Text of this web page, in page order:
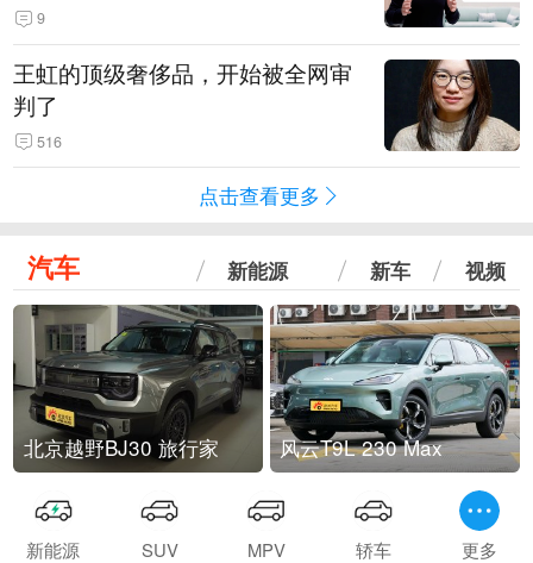
9
王虹的顶级奢侈品，开始被全网审
判了
516
点击查看更多
汽车 新能源 新车 视频
北京越野BJ30 旅行家 风云T9L 230 Max
新能源 SUV MPV 轿车 更多